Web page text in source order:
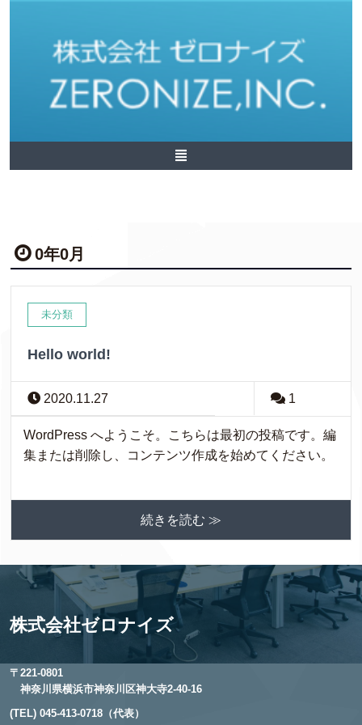
0年0月
未分類
Hello world!
2020.11.27 1
WordPress へようこそ。こちらは最初の投稿です。編
集または削除し、コンテンツ作成を始めてください。
続きを読む ≫
株式会社ゼロナイズ
〒221-0801
神奈川県横浜市神奈川区神大寺2-40-16
(TEL) 045-413-0718（代表）